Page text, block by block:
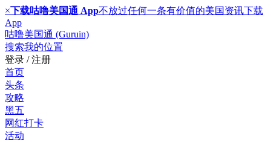
×下载咕噜美国通 App不放过任何一条有价值的美国资讯下载
App
咕噜美国通 (Guruin)
搜索我的位置
登录 / 注册
首页
头条
攻略
黑五
网红打卡
活动